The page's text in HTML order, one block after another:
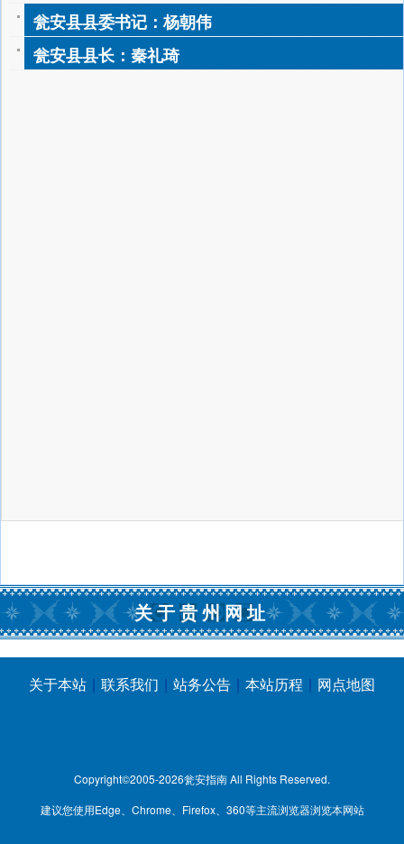
瓮安县县委书记：杨朝伟
瓮安县县长：秦礼琦
关于贵州网址
关于本站 | 联系我们 | 站务公告 | 本站历程 | 网点地图
Copyright©2005-2026瓮安指南All Rights Reserved.
建议您使用Edge、Chrome、Firefox、360等主流浏览器浏览本网站